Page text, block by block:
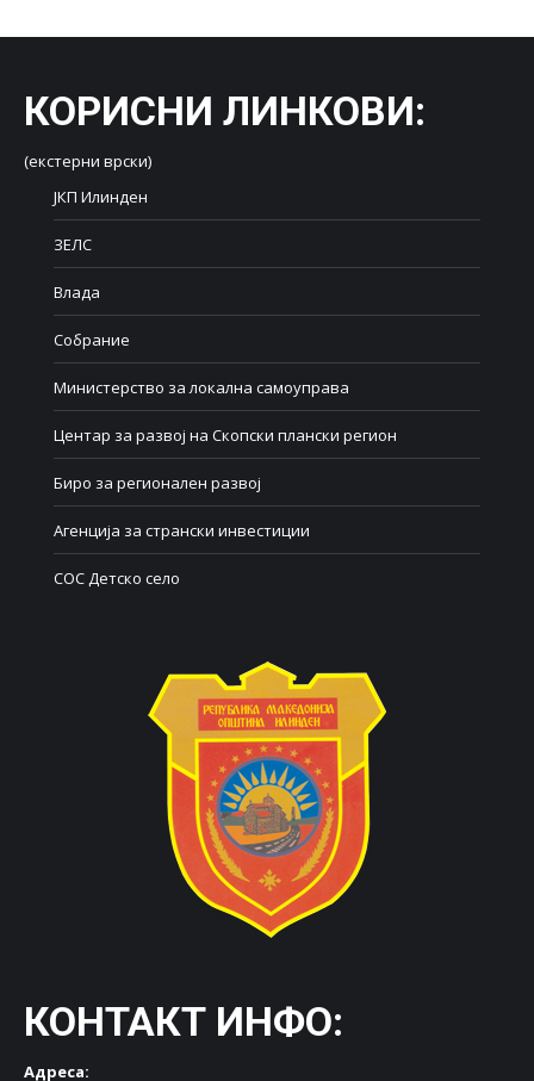
КОРИСНИ ЛИНКОВИ:
(екстерни врски)
ЈКП Илинден
ЗЕЛС
Влада
Собрание
Министерство за локална самоуправа
Центар за развој на Скопски плански регион
Биро за регионален развој
Агенција за странски инвестиции
СОС Детско село
КОНТАКТ ИНФО:
Адреса: